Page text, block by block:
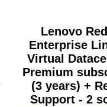
Lenovo
Enterprise
Virtual
Premium
(3 years) +
Support - 2